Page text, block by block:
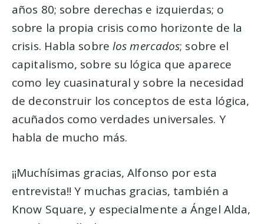
años 80; sobre derechas e izquierdas; o
sobre la propia crisis como horizonte de la
crisis. Habla sobrelos mercados; sobre el
capitalismo, sobre su lógica que aparece
como ley cuasinatural y sobre la necesidad
de deconstruir los conceptos de esta lógica,
acuñados como verdades universales. Y
habla de mucho más.
¡¡Muchísimas gracias, Alfonso por esta
entrevista!! Y muchas gracias, también a
Know Square, y especialmente a Ángel Alda,